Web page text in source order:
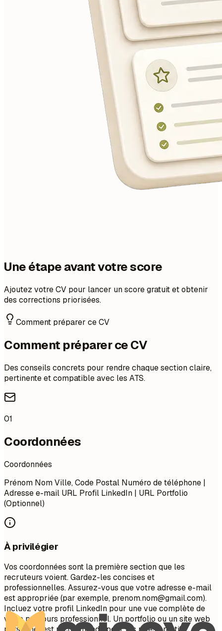
Une étape avant votre score
Ajoutez votre CV pour lancer un score gratuit et obtenir
des corrections priorisées.
Comment préparer ce CV
Comment préparer ce CV
Des conseils concrets pour rendre chaque section claire,
pertinente et compatible avec les ATS.
01
Coordonnées
Coordonnées
Prénom Nom Ville, Code Postal Numéro de téléphone |
Adresse e-mail URL Profil LinkedIn | URL Portfolio
(Optionnel)
À privilégier
Vos coordonnées sont la première section que les
recruteurs voient. Gardez-les concises et
professionnelles. Assurez-vous que votre adresse e-mail
est appropriée (par exemple, prenom.nom@gmail.com).
Incluez votre profil LinkedIn pour une vue complète de
votre parcours professionnel. Un portfolio ou un site web